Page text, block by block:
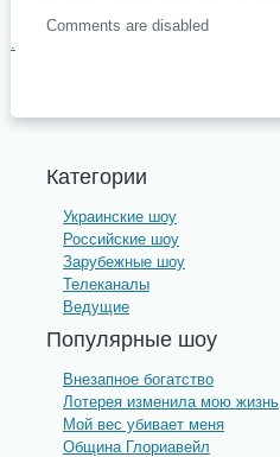
Comments are disabled
.
Категории
Украинские шоу
Российские шоу
Зарубежные шоу
Телеканалы
Ведущие
Популярные шоу
Внезапное богатство
Лотерея изменила мою жизнь
Мой вес убивает меня
Община Глориавейл